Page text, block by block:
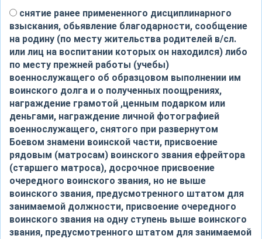
снятие ранее примененного дисциплинарного
взыскания, обьявление благодарности, сообщение
на родину (по месту жительства родителей в/сл.
или лиц на воспитании которых он находился) либо
по месту прежней работы (учебы)
военнослужащего об образцовом выполнении им
воинского долга и о полученных поощрениях,
награждение грамотой ,ценным подарком или
деньгами, награждение личной фотографией
военнослужащего, снятого при развернутом
Боевом знамени воинской части, присвоение
рядовым (матросам) воинского звания ефрейтора
(старшего матроса), досрочное присвоение
очередного воинского звания, но не выше
воинского звания, предусмотренного штатом для
занимаемой должности, присвоение очередного
воинского звания на одну ступень выше воинского
звания, предусмотренного штатом для занимаемой